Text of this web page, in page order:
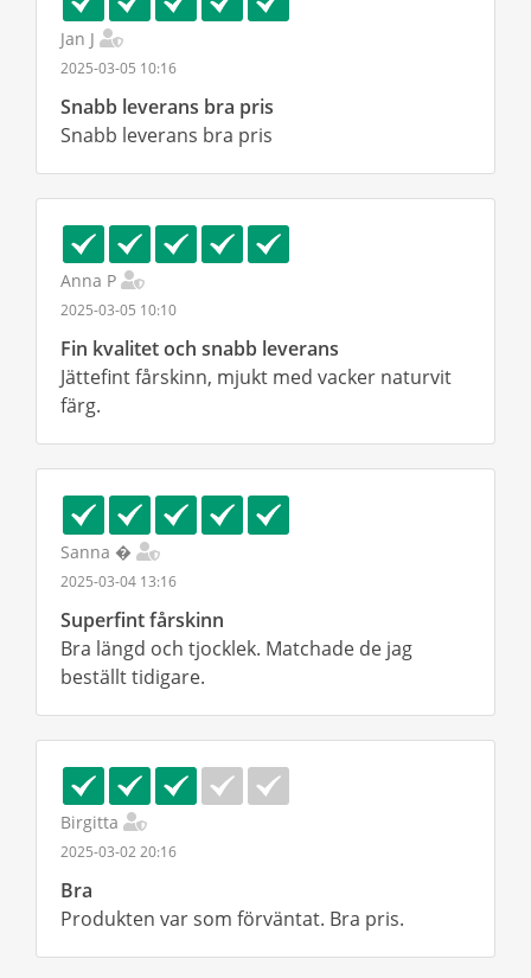
Jan J
2025-03-05 10:16
Snabb leverans bra pris
Snabb leverans bra pris
Anna P
2025-03-05 10:10
Fin kvalitet och snabb leverans
Jättefint fårskinn, mjukt med vacker naturvit
färg.
Sanna �
2025-03-04 13:16
Superfint fårskinn
Bra längd och tjocklek. Matchade de jag
beställt tidigare.
Birgitta
2025-03-02 20:16
Bra
Produkten var som förväntat. Bra pris.